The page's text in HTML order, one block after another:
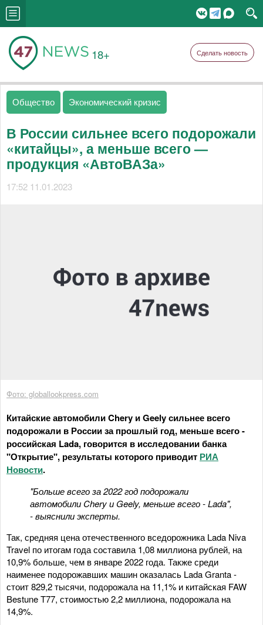
18+ Сделать новость
Общество Экономический кризис
В России сильнее всего подорожали
«китайцы», а меньше всего —
продукция «АвтоВАЗа»
17:52 11.01.2023
Фото: globallookpress.com
Китайские автомобили Chery и Geely сильнее всего
подорожали в России за прошлый год, меньше всего -
российская Lada, говорится в исследовании банка
"Открытие", результаты которого приводит РИА
Новости.
"Больше всего за 2022 год подорожали
автомобили Chery и Geely, меньше всего - Lada",
- выяснили эксперты.
Так, средняя цена отечественного вседорожника Lada Niva
Travel по итогам года составила 1,08 миллиона рублей, на
10,9% больше, чем в январе 2022 года. Также среди
наименее подорожавших машин оказалась Lada Granta -
стоит 829,2 тысячи, подорожала на 11,1% и китайская FAW
Bestune T77, стоимостью 2,2 миллиона, подорожала на
14,9%.